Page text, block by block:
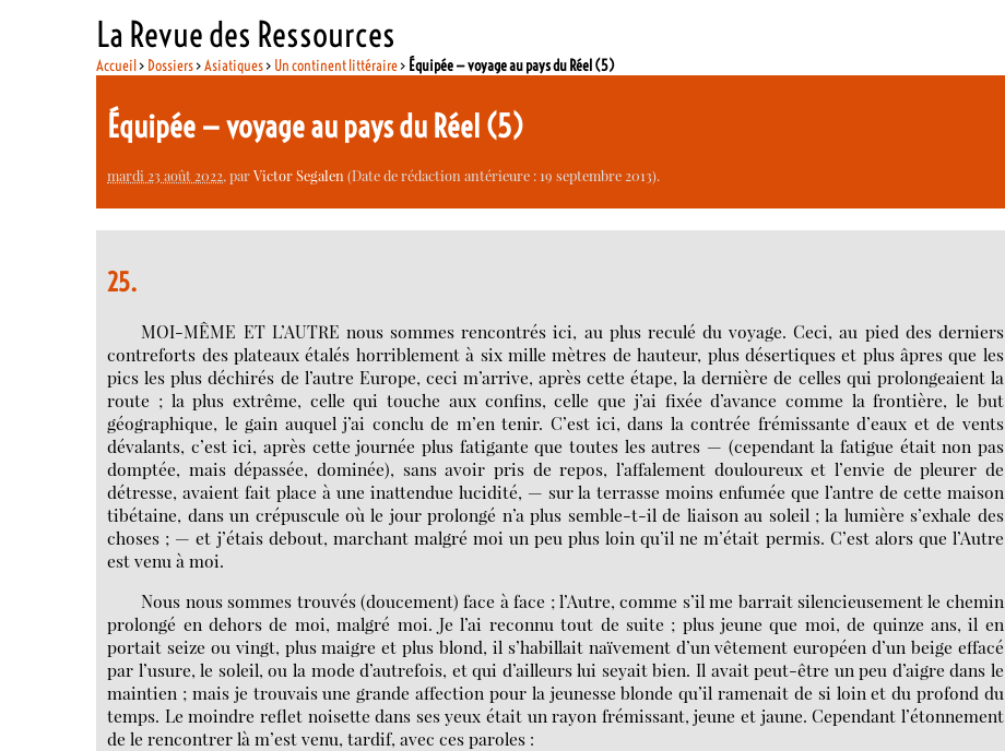
La Revue des Ressources
Accueil> Dossiers>Asiatiques> Un continent littéraire> Équipée — voyage au pays du Réel (5)
Équipée — voyage au pays du Réel (5)
mardi 23 août 2022, parVictor Segalen (Date de rédaction antérieure : 19 septembre 2013).
25.
MOI-MÊME ET L’AUTRE nous sommes rencontrés ici, au plus reculé du voyage. Ceci, au pied des derniers
contreforts des plateaux étalés horriblement à six mille mètres de hauteur, plus désertiques et plus âpres que les
pics les plus déchirés de l’autre Europe, ceci m’arrive, après cette étape, la dernière de celles qui prolongeaient la
route ; la plus extrême, celle qui touche aux confins, celle que j’ai fixée d’avance comme la frontière, le but
géographique, le gain auquel j’ai conclu de m’en tenir. C’est ici, dans la contrée frémissante d’eaux et de vents
dévalants, c’est ici, après cette journée plus fatigante que toutes les autres — (cependant la fatigue était non pas
domptée, mais dépassée, dominée), sans avoir pris de repos, l’affalement douloureux et l’envie de pleurer de
détresse, avaient fait place à une inattendue lucidité, — sur la terrasse moins enfumée que l’antre de cette maison
tibétaine, dans un crépuscule où le jour prolongé n’a plus semble-t-il de liaison au soleil ; la lumière s’exhale des
choses ; — et j’étais debout, marchant malgré moi un peu plus loin qu’il ne m’était permis. C’est alors que l’Autre
est venu à moi.
Nous nous sommes trouvés (doucement) face à face ; l’Autre, comme s’il me barrait silencieusement le chemin
prolongé en dehors de moi, malgré moi. Je l’ai reconnu tout de suite ; plus jeune que moi, de quinze ans, il en
portait seize ou vingt, plus maigre et plus blond, il s’habillait naïvement d’un vêtement européen d’un beige effacé
par l’usure, le soleil, ou la mode d’autrefois, et qui d’ailleurs lui seyait bien. Il avait peut-être un peu d’aigre dans le
maintien ; mais je trouvais une grande affection pour la jeunesse blonde qu’il ramenait de si loin et du profond du
temps. Le moindre reflet noisette dans ses yeux était un rayon frémissant, jeune et jaune. Cependant l’étonnement
de le rencontrer là m’est venu, tardif, avec ces paroles :